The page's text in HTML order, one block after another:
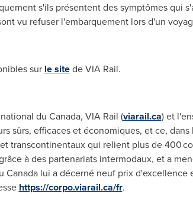
s'ils présentent des symptômes qui
vu refuser l'embarquement lors d'un
sur le sitede VIA Rail.
du Canada, VIA Rail (viarail.ca) et
sûrs, efficaces et économiques, et ce,
transcontinentaux qui relient plus de 400
à des partenariats intermodaux, et a
Canadalui a décerné neuf prix d'excellence
https://corpo.viarail.ca/fr.